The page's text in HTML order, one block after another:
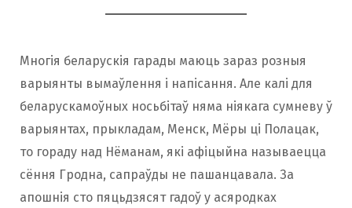
Многія беларускія гарады маюць зараз розныя
варыянты вымаўлення і напісання. Але калі для
беларускамоўных носьбітаў няма ніякага сумневу ў
варыянтах, прыкладам, Менск, Мёры ці Полацак,
то гораду над Нёманам, які афіцыйна называецца
сёння Гродна, сапраўды не пашанцавала. За
апошнія сто пяцьдзясят гадоў у асяродках